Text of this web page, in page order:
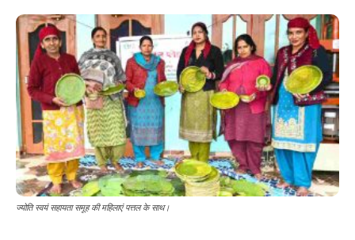
ज्योति स्वयं सहायता समूह की महिलाएं पत्तल के साथ।